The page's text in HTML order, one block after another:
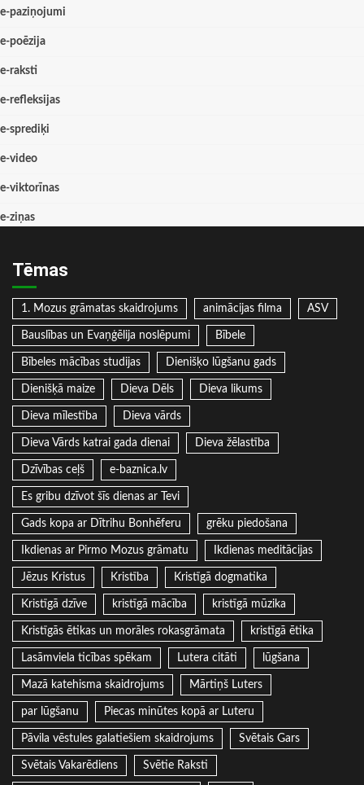
e-paziņojumi
e-poēzija
e-raksti
e-refleksijas
e-sprediķi
e-video
e-viktorīnas
e-ziņas
Tēmas
1. Mozus grāmatas skaidrojums animācijas filma ASV
Bauslības un Evaņģēlija noslēpumi Bībele
Bībeles mācības studijas Dienišķo lūgšanu gads
Dienišķā maize Dieva Dēls Dieva likums
Dieva mīlestība Dieva vārds
Dieva Vārds katrai gada dienai Dieva žēlastība
Dzīvības ceļš e-baznica.lv
Es gribu dzīvot šīs dienas ar Tevi
Gads kopa ar Dītrihu Bonhēferu grēku piedošana
Ikdienas ar Pirmo Mozus grāmatu Ikdienas meditācijas
Jēzus Kristus Kristība Kristīgā dogmatika
Kristīgā dzīve kristīgā mācība kristīgā mūzika
Kristīgās ētikas un morāles rokasgrāmata kristīgā ētika
Lasāmviela ticības spēkam Lutera citāti lūgšana
Mazā katehisma skaidrojums Mārtiņš Luters
par lūgšanu Piecas minūtes kopā ar Luteru
Pāvila vēstules galatiešiem skaidrojums Svētais Gars
Svētais Vakarēdiens Svētie Raksti